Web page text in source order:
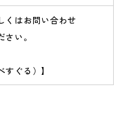
くは お問い合わせ
い。
すぐる）】